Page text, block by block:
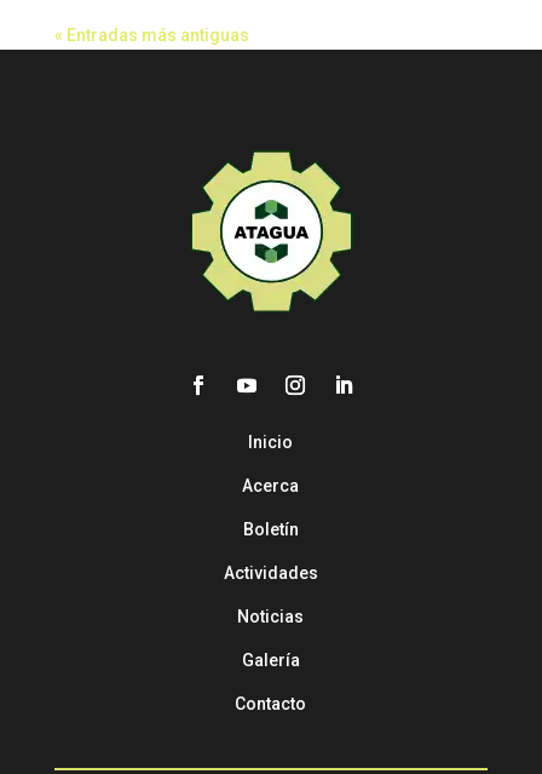
« Entradas más antiguas
Inicio
Acerca
Boletín
Actividades
Noticias
Galería
Contacto